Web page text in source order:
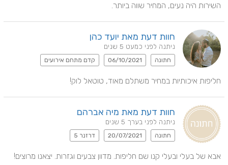
השירות היה נעים, המחיר שווה ביותר.
חוות דעת מאת יועד כהן
ניתנה לפני כמעט 5 שנים
חתונה 06/10/2021 קדם מתחם אירועים
חליפות איכותיות במחיר משתלם מאוד, טוטאל לוק!
חוות דעת מאת מיה אברהם
ניתנה לפני בערך 5 שנים
חתונה 20/07/2021 דרזנר 5
אבא של בעלי ובעלי קנו שם חליפות. מדוון צבעים וגזרות. יצאנו מרוצים!